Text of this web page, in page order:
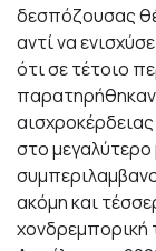
δεσπόζουσας
αντί να
ότι σε τέτοιο
παρατηρήθηκαν
στο
ακόμη και
χονδρεμπορική